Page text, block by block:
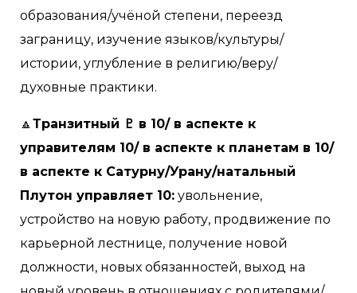
образования/учёной степени, переезд
заграницу, изучение языков/культуры/
истории, углубление в религию/веру/
духовные практики.
🔼 Транзитный ♇ в 10/ в аспекте к
управителям 10/ в аспекте к планетам в 10/
в аспекте к Сатурну/Урану/натальный
Плутон управляет 10: увольнение,
устройство на новую работу, продвижение по
карьерной лестнице, получение новой
должности, новых обязанностей, выход на